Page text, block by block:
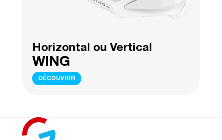
Horizontal ou Vertical
WING
DÉCOUVRIR